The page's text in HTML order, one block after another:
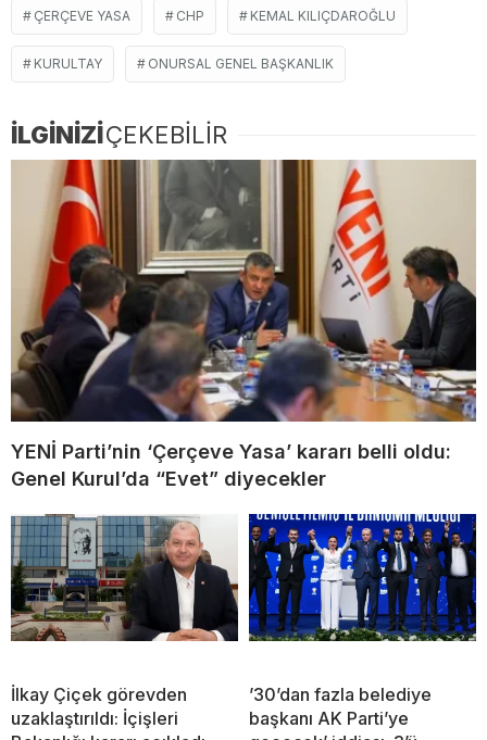
ÇERÇEVE YASA CHP KEMAL KILIÇDAROĞLU
KURULTAY ONURSAL GENEL BAŞKANLIK
İLGİNİZİÇEKEBİLİR
YENİ Parti’nin ‘Çerçeve Yasa’ kararı belli oldu:
Genel Kurul’da “Evet” diyecekler
İlkay Çiçek görevden
uzaklaştırıldı: İçişleri
’30’dan fazla belediye
başkanı AK Parti’ye